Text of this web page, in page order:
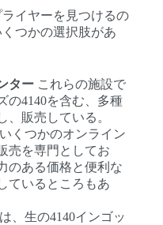
イヤーを見つけるの
つかの選択肢があ
ターこれらの施設で
の4140を含む、多種
、販売している。
いくつかのオンライン
売を専門としてお
のある価格と便利な
ているところもあ
、生の4140インゴッ